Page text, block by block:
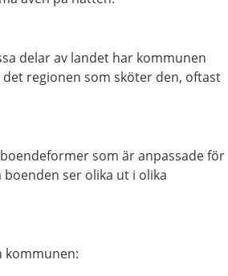
delar av landet har kommunen
regionen som sköter den, oftast
som är anpassade för
ser olika ut i olika
kommunen: